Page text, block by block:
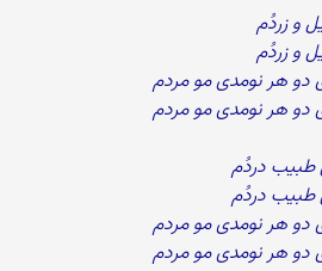
و زردُم
و زردُم
دو هر نومدی مو مردم
دو هر نومدی مو مردم
طبیب دردُم
طبیب دردُم
دو هر نومدی مو مردم
دو هر نومدی مو مردم